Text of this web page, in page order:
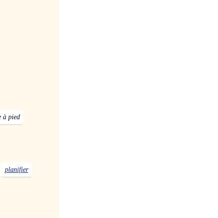
à pied
planifier